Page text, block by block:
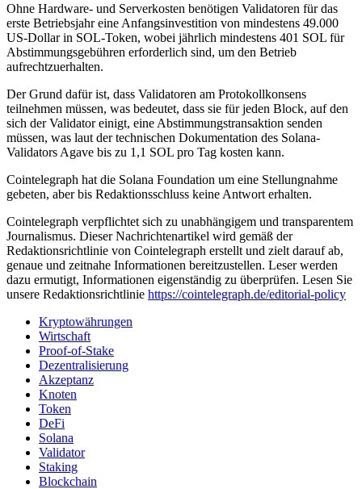
Ohne Hardware- und Serverkosten benötigen Validatoren für das
erste Betriebsjahr eine Anfangsinvestition von mindestens 49.000
US-Dollar in SOL-Token, wobei jährlich mindestens 401 SOL für
Abstimmungsgebühren erforderlich sind, um den Betrieb
aufrechtzuerhalten.
Der Grund dafür ist, dass Validatoren am Protokollkonsens
teilnehmen müssen, was bedeutet, dass sie für jeden Block, auf den
sich der Validator einigt, eine Abstimmungstransaktion senden
müssen, was laut der technischen Dokumentation des Solana-
Validators Agave bis zu 1,1 SOL pro Tag kosten kann.
Cointelegraph hat die Solana Foundation um eine Stellungnahme
gebeten, aber bis Redaktionsschluss keine Antwort erhalten.
Cointelegraph verpflichtet sich zu unabhängigem und transparentem
Journalismus. Dieser Nachrichtenartikel wird gemäß der
Redaktionsrichtlinie von Cointelegraph erstellt und zielt darauf ab,
genaue und zeitnahe Informationen bereitzustellen. Leser werden
dazu ermutigt, Informationen eigenständig zu überprüfen. Lesen Sie
unsere Redaktionsrichtlinie https://cointelegraph.de/editorial-policy
Kryptowährungen
Wirtschaft
Proof-of-Stake
Dezentralisierung
Akzeptanz
Knoten
Token
DeFi
Solana
Validator
Staking
Blockchain